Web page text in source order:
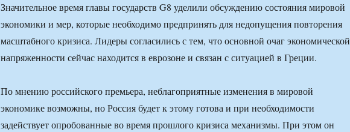
Значительное время главы государств G8 уделили обсуждению состояния мировой
экономики и мер, которые необходимо предпринять для недопущения повторения
масштабного кризиса. Лидеры согласились с тем, что основной очаг экономической
напряженности сейчас находится в еврозоне и связан с ситуацией в Греции.
По мнению российского премьера, неблагоприятные изменения в мировой
экономике возможны, но Россия будет к этому готова и при необходимости
задействует опробованные во время прошлого кризиса механизмы. При этом он